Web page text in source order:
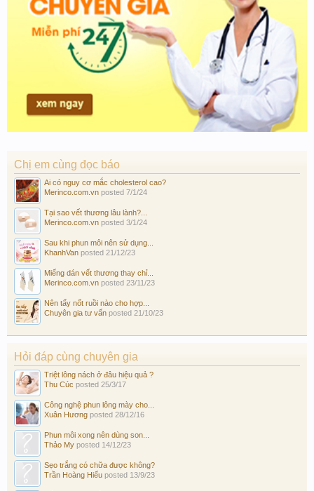
Chị em cùng đọc báo
Ai có nguy cơ mắc cholesterol cao?
Merinco.com.vn posted 7/1/24
Tại sao vết thương lâu lành?...
Merinco.com.vn posted 3/1/24
Sau khi phun môi nên sử dụng...
KhanhVan posted 21/12/23
Miếng dán vết thương thay chỉ...
Merinco.com.vn posted 23/11/23
Nên tẩy nốt ruồi nào cho hợp...
Chuyên gia tư vấn posted 21/10/23
Hỏi đáp cùng chuyên gia
Triệt lông nách ở đâu hiệu quả ?
Thu Cúc posted 25/3/17
Công nghệ phun lông mày cho...
Xuân Hương posted 28/12/16
Phun môi xong nên dùng son...
Thảo My posted 14/12/23
Sẹo trắng có chữa được không?
Trần Hoàng Hiếu posted 13/9/23